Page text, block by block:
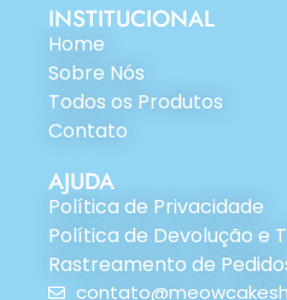
INSTITUCIONAL
Home
Sobre Nós
Todos os Produtos
Contato
AJUDA
Política de Privacidade
Política de Devolução e
Rastreamento de